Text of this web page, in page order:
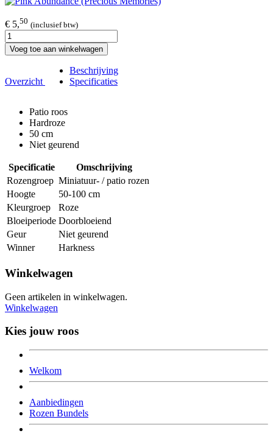
€ 5,50 (inclusief btw)
Voeg toe aan winkelwagen
Overzicht
Beschrijving
Specificaties
Patio roos
Hardroze
50 cm
Niet geurend
Specificatie
Omschrijving
Rozengroep Miniatuur- / patio rozen
Hoogte
50-100 cm
Kleurgroep
Roze
Bloeiperiode Doorbloeiend
Geur
Niet geurend
Winner
Harkness
Winkelwagen
Geen artikelen in winkelwagen.
Winkelwagen
Kies jouw roos
Welkom
Aanbiedingen
Rozen Bundels